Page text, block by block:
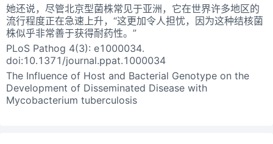
她还说，尽管北京型菌株常见于亚洲，它在世界许多地区的
流行程度正在急速上升，“这更加令人担忧，因为这种结核菌
株似乎非常善于获得耐药性。”
PLoS Pathog 4(3): e1000034.
doi:10.1371/journal.ppat.1000034
The Influence of Host and Bacterial Genotype on the
Development of Disseminated Disease with
Mycobacterium tuberculosis